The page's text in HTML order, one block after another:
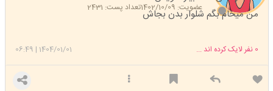
عضویت: 1402/10/09 تعداد پست: 2431من میخام بگم شلوار بدن بجاش
1404/01/01
|
06:49 0 نفر لایک کرده اند ...